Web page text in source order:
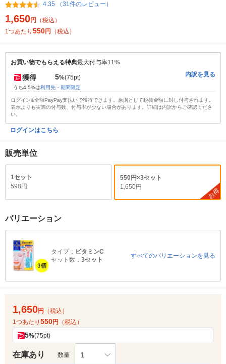
4.35 （31件のレビュー）
1,650円
（税込）
1つあたり 550円 （税込）
お買い物でもらえる特典最大付与率11%
獲得 5%(75pt)
うち4.5%は利用先・期間限定
内訳を見る
ログイン&全額PayPay支払いで獲得できます。原則として税抜金額に対し付与されます。
表示よりも実際の付与数、付与率が少ない場合があります。詳細は内訳からご確認くださ
い。
ログインはこちら
販売単位
1セット
598円
550円×3セット
1,650円
お得
バリエーション
タイプ： ビタミンC
セット数： 3セット
すべてのバリエーションを見る
1,650円
（税込）
1つあたり 550円 （税込）
5%(75pt)
在庫あり 数量 1